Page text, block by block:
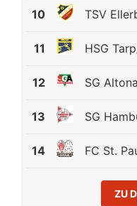
10 TSV
11 HSG
12 SG Altona
13 SG
14 FC St.
ZU